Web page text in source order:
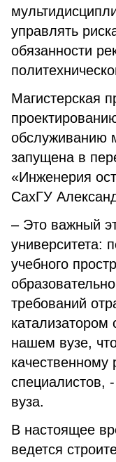
управлять
обязанности
Магистерская
обслуживанию
запущена в
«Инженерия
СахГУ
– Это важный
университета:
учебного
требований
катализатором
нашем вузе,
качественному
специалистов,
вуза.
В настоящее
ведется